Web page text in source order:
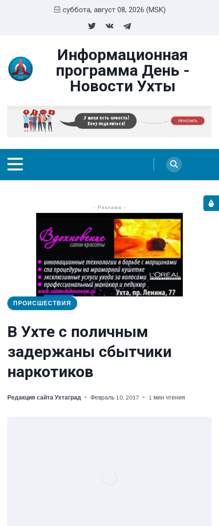
суббота, август 08, 2026 (MSK)
Информационная
программа День -
Новости Ухты
- Реклама -
ПРОИСШЕСТВИЯ
В Ухте с поличным
задержаны сбытчики
наркотиков
Редакция сайта Ухтаград Февраль 10, 2017 1 мин чтения